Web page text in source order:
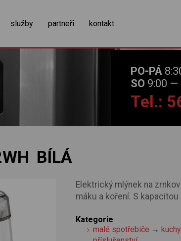
služby partneři kontakt
zobrazit obsah košíku
PO-PÁ
SO 9:00 —
Tel.:
BÍLÁ
Elektrický mlýnek na
máku a koření. S
Kategorie
malé spotřebiče →